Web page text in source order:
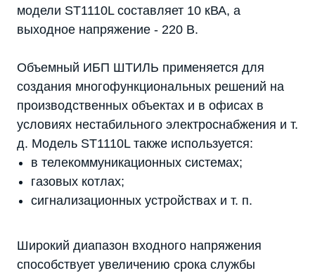
модели ST1110L составляет 10 кВА, а
выходное напряжение - 220 В.
Объемный ИБП ШТИЛЬ применяется для
создания многофункциональных решений на
производственных объектах и в офисах в
условиях нестабильного электроснабжения и т.
д. Модель ST1110L также используется:
в телекоммуникационных системах;
газовых котлах;
сигнализационных устройствах и т. п.
Широкий диапазон входного напряжения
способствует увеличению срока службы